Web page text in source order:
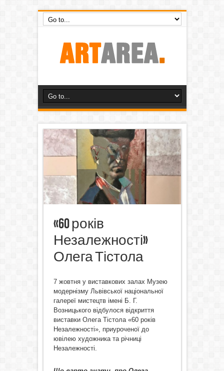
«60 років
Незалежності»
Олега Тістола
7 жовтня у виставкових залах Музею
модернізму Львівської національної
галереї мистецтв імені Б. Г.
Возницького відбулося відкриття
виставки Олега Тістола «60 років
Незалежності», приуроченої до
ювілею художника та річниці
Незалежності.